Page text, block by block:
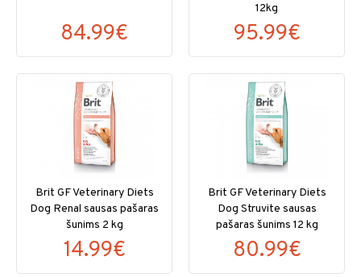
84.99€
12kg
95.99€
Brit GF Veterinary Diets
Dog Renal sausas pašaras
šunims 2 kg
14.99€
Brit GF Veterinary Diets
Dog Struvite sausas
pašaras šunims 12 kg
80.99€